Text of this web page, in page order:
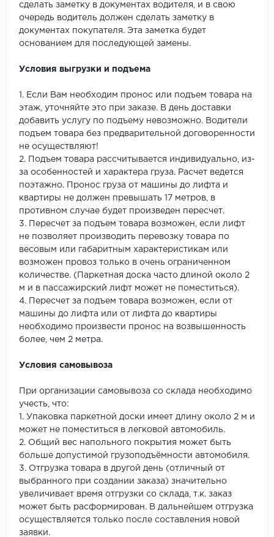
сделать заметку в документах водителя, и в свою
очередь водитель должен сделать заметку в
документах покупателя. Эта заметка будет
основанием для последующей замены.
Условия выгрузки и подъема
1. Если Вам необходим пронос или подъем товара на
этаж, уточняйте это при заказе. В день доставки
добавить услугу по подъему невозможно. Водители
подъем товара без предварительной договоренности
не осуществляют!
2. Подъем товара рассчитывается индивидуально, из-
за особенностей и характера груза. Расчет ведется
поэтажно. Пронос груза от машины до лифта и
квартиры не должен превышать 17 метров, в
противном случае будет произведен пересчет.
3. Пересчет за подъем товара возможен, если лифт
не позволяет производить перевозку товара по
весовым или габаритным характеристикам или
возможен провоз только в очень ограниченном
количестве. (Паркетная доска часто длиной около 2
м и в пассажирский лифт может не поместиться).
4. Пересчет за подъем товара возможен, если от
машины до лифта или от лифта до квартиры
необходимо произвести пронос на возвышенность
более, чем 2 метра.
Условия самовывоза
При организации самовывоза со склада необходимо
учесть, что:
1. Упаковка паркетной доски имеет длину около 2 м и
может не поместиться в легковой автомобиль.
2. Общий вес напольного покрытия может быть
больше допустимой грузоподъёмности автомобиля.
3. Отгрузка товара в другой день (отличный от
выбранного при создании заказа) значительно
увеличивает время отгрузки со склада, т.к. заказ
может быть расформирован. В дальнейшем отгрузка
осуществляется только после составления новой
заявки.